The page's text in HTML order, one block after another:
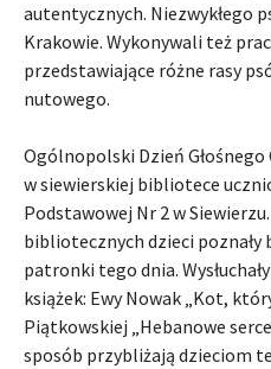
autentycznych. Niezwykłego
Krakowie. Wykonywali też
przedstawiające różne rasy
nutowego.
Ogólnopolski Dzień
w siewierskiej bibliotece
Podstawowej Nr 2 w
bibliotecznych dzieci
patronki tego dnia.
książek: Ewy Nowak „Kot,
Piątkowskiej „Hebanowe
sposób przybliżają dzieciom